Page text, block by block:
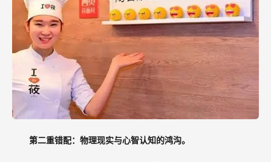
第二重错配：物理现实与心智认知的鸿沟。